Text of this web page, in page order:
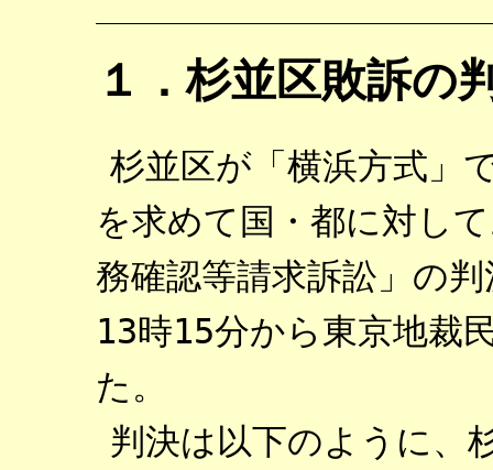
１．杉並区敗訴の
杉並区が「横浜方式」
を求めて国・都に対し
務確認等請求訴訟」の
13時15分から東京地裁
た。
判決は以下のように、